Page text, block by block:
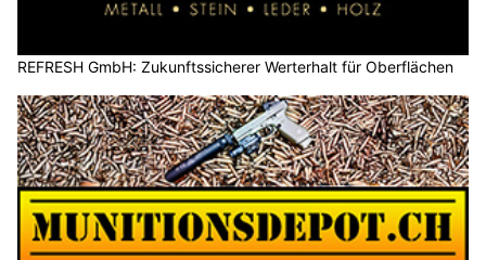
REFRESH GmbH: Zukunftssicherer Werterhalt für Oberflächen